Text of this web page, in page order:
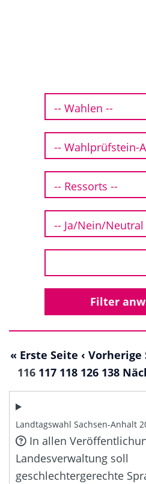
« Erste Seite ‹ Vorherige
116 117 118 126 138
Landtagswahl Sachsen-Anhalt
In allen
Landesverwaltung soll
geschlechtergerechte